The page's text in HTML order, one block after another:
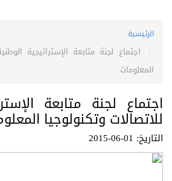
الرئيسية
اجتماع لجنة متابعة الإستراتيجية
المعلومات
اجتماع لجنة متابعة
للاتصالات وتكنولوجيا
التاريخ: 01-06-2015